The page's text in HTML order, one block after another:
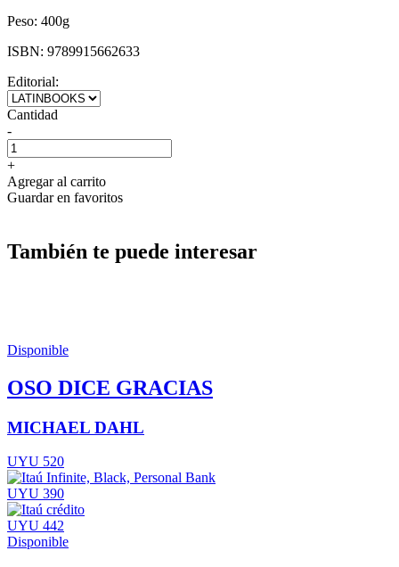
Peso: 400g
ISBN: 9789915662633
Editorial:
Cantidad
-
+
Agregar al carrito
Guardar en favoritos
También te puede interesar
Disponible
OSO DICE GRACIAS
MICHAEL DAHL
UYU 520
UYU 390
UYU 442
Disponible